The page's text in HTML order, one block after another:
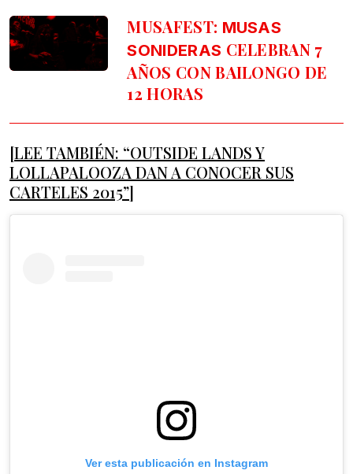
MUSAFEST: MUSAS
SONIDERAS CELEBRAN 7
AÑOS CON BAILONGO DE
12 HORAS
[LEE TAMBIÉN: “OUTSIDE LANDS Y
LOLLAPALOOZA DAN A CONOCER SUS
CARTELES 2015”]
Ver esta publicación en Instagram